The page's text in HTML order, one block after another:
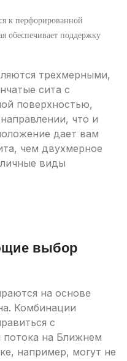
к перфорированной
обеспечивает поддержку
трехмерными,
сита с
поверхностью,
что и
дает вам
чем двухмерное
виды
выбор
на основе
Комбинации
с
на Ближнем
например, могут не